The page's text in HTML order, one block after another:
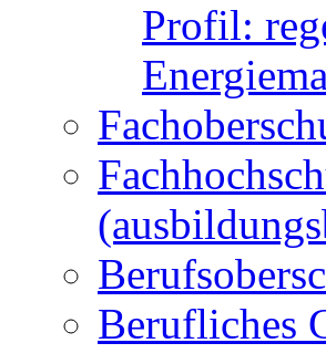
Profil:
Berufliches